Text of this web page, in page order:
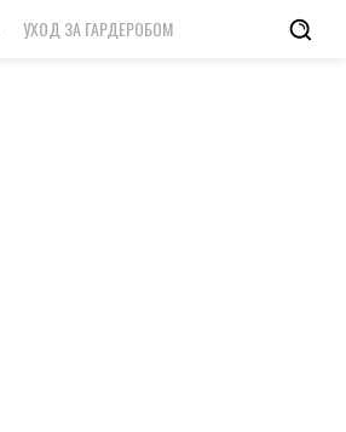
УХОД ЗА ГАРДЕРОБОМ